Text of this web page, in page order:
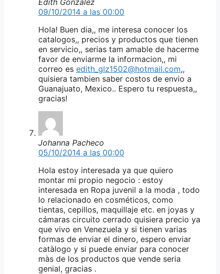
09/10/2014 a las 00:00
Hola! Buen dia,, me interesa conocer los
catalogos,, precios y productos que tienen
en servicio,, serias tam amable de hacerme
favor de enviarme la informacion,, mi
correo es edith_glz1502@hotmail.com,,
quisiera tambien saber costos de envio a
Guanajuato, Mexico.. Espero tu respuesta,,
gracias!
Johanna Pacheco
05/10/2014 a las 00:00
Hola estoy interesada ya que quiero
montar mi propio negocio : estoy
interesada en Ropa juvenil a la moda , todo
lo relacionado en cosméticos, como
tientas, cepillos, maquillaje etc. en joyas y
cámaras circuito cerrado quisiera precio ya
que vivo en Venezuela y si tienen varias
formas de enviar el dinero, espero enviar
catàlogo y si puede enviar para conocer
màs de los productos que vende seria
genial, gracias .